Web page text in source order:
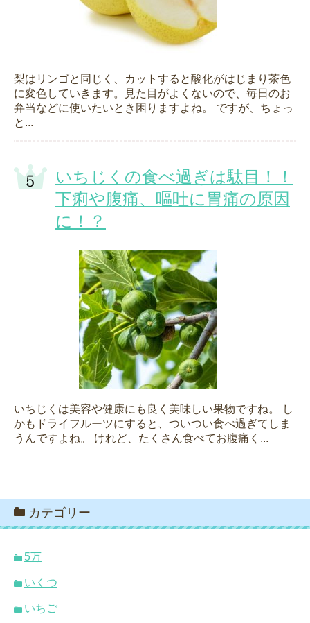
梨はリンゴと同じく、カットすると酸化がはじまり茶色
に変色していきます。見た目がよくないので、毎日のお
弁当などに使いたいとき困りますよね。 ですが、ちょっ
と...
いちじくの食べ過ぎは駄目！！
下痢や腹痛、嘔吐に胃痛の原因
に！？
いちじくは美容や健康にも良く美味しい果物ですね。 し
かもドライフルーツにすると、ついつい食べ過ぎてしま
うんですよね。 けれど、たくさん食べてお腹痛く...
カテゴリー
5万
いくつ
いちご